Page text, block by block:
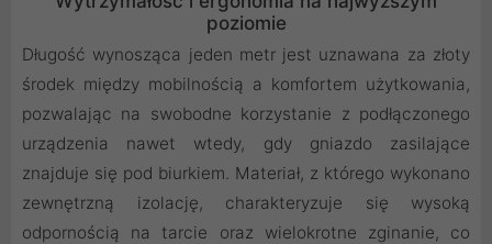
poziomie
Długość wynosząca jeden metr jest uznawana za złoty
środek między mobilnością a komfortem użytkowania,
pozwalając na swobodne korzystanie z podłączonego
urządzenia nawet wtedy, gdy gniazdo zasilające
znajduje się pod biurkiem. Materiał, z którego wykonano
zewnętrzną izolację, charakteryzuje się wysoką
odpornością na tarcie oraz wielokrotne zginanie, co